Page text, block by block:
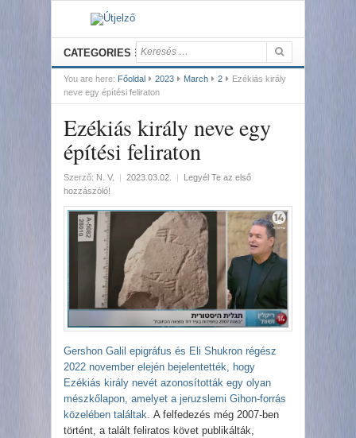
CATEGORIES
You are here: Főoldal 2023 March 2
Ezékiás király
neve egy építési feliraton
Ezékiás király neve egy
építési feliraton
Szerző: N. V. | 2023.03.02. |
Legyél Te az első
hozzászóló!
Gershon Galil epigráfus és Eli Shukron régész
2022 november elején bejelentették, hogy
Ezékiás király nevét azonosították egy olyan
mészkőlapon, amelyet a jeruzslemi Gihon-forrás
közelében találtak. A felfedezés még 2007-ben
történt, a talált feliratos követ publikálták,